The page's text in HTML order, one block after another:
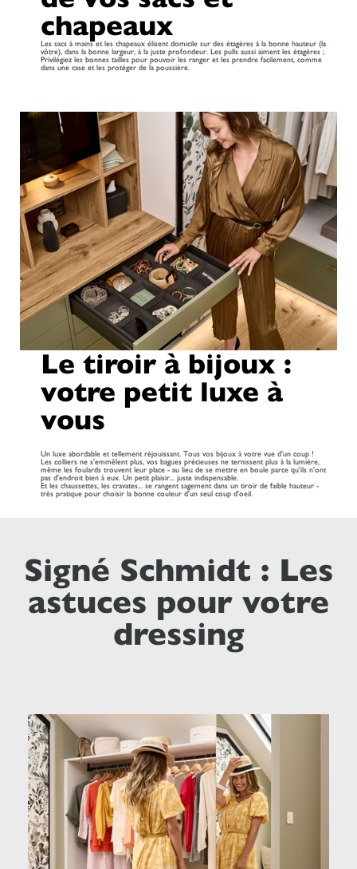
chapeaux
Les sacs à mains et les chapeaux élisent domicile sur des étagères à la bonne hauteur (la
vôtre), dans la bonne largeur, à la juste profondeur. Les pulls aussi aiment les étagères ;
Privilégiez les bonnes tailles pour pouvoir les ranger et les prendre facilement, comme
dans une case et les protéger de la poussière.
Le tiroir à bijoux :
votre petit luxe à
vous
Un luxe abordable et tellement réjouissant. Tous vos bijoux à votre vue d'un coup !
Les colliers ne s'emmêlent plus, vos bagues précieuses ne ternissent plus à la lumière,
même les foulards trouvent leur place - au lieu de se mettre en boule parce qu'ils n'ont
pas d'endroit bien à eux. Un petit plaisir... juste indispensable.
Et les chaussettes, les cravates... se rangent sagement dans un tiroir de faible hauteur -
très pratique pour choisir la bonne couleur d'un seul coup d'oeil.
Signé Schmidt : Les
astuces pour votre
dressing